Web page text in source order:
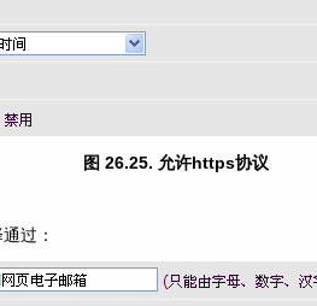
图 26.25. 允许https协议
过：